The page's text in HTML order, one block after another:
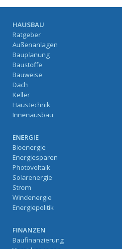
HAUSBAU
Ratgeber
Außenanlagen
Bauplanung
Baustoffe
Bauweise
Dach
Keller
Haustechnik
Innenausbau
ENERGIE
Bioenergie
Energiesparen
Photovoltaik
Solarenergie
Strom
Windenergie
Energiepolitik
FINANZEN
Baufinanzierung